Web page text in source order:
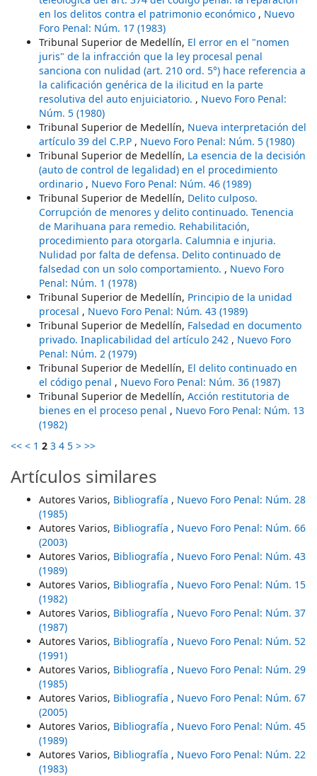
en los delitos contra el patrimonio económico , Nuevo
Foro Penal: Núm. 17 (1983)
Tribunal Superior de Medellín, El error en el "nomen
juris" de la infracción que la ley procesal penal
sanciona con nulidad (art. 210 ord. 5°) hace referencia a
la calificación genérica de la ilicitud en la parte
resolutiva del auto enjuiciatorio. , Nuevo Foro Penal:
Núm. 5 (1980)
Tribunal Superior de Medellín, Nueva interpretación del
artículo 39 del C.P.P , Nuevo Foro Penal: Núm. 5 (1980)
Tribunal Superior de Medellín, La esencia de la decisión
(auto de control de legalidad) en el procedimiento
ordinario , Nuevo Foro Penal: Núm. 46 (1989)
Tribunal Superior de Medellín, Delito culposo.
Corrupción de menores y delito continuado. Tenencia
de Marihuana para remedio. Rehabilitación,
procedimiento para otorgarla. Calumnia e injuria.
Nulidad por falta de defensa. Delito continuado de
falsedad con un solo comportamiento. , Nuevo Foro
Penal: Núm. 1 (1978)
Tribunal Superior de Medellín, Principio de la unidad
procesal , Nuevo Foro Penal: Núm. 43 (1989)
Tribunal Superior de Medellín, Falsedad en documento
privado. Inaplicabilidad del artículo 242 , Nuevo Foro
Penal: Núm. 2 (1979)
Tribunal Superior de Medellín, El delito continuado en
el código penal , Nuevo Foro Penal: Núm. 36 (1987)
Tribunal Superior de Medellín, Acción restitutoria de
bienes en el proceso penal , Nuevo Foro Penal: Núm. 13
(1982)
<< < 1 2 3 4 5 > >>
Artículos similares
Autores Varios, Bibliografía , Nuevo Foro Penal: Núm. 28
(1985)
Autores Varios, Bibliografía , Nuevo Foro Penal: Núm. 66
(2003)
Autores Varios, Bibliografía , Nuevo Foro Penal: Núm. 43
(1989)
Autores Varios, Bibliografía , Nuevo Foro Penal: Núm. 15
(1982)
Autores Varios, Bibliografía , Nuevo Foro Penal: Núm. 37
(1987)
Autores Varios, Bibliografía , Nuevo Foro Penal: Núm. 52
(1991)
Autores Varios, Bibliografía , Nuevo Foro Penal: Núm. 29
(1985)
Autores Varios, Bibliografía , Nuevo Foro Penal: Núm. 67
(2005)
Autores Varios, Bibliografía , Nuevo Foro Penal: Núm. 45
(1989)
Autores Varios, Bibliografía , Nuevo Foro Penal: Núm. 22
(1983)